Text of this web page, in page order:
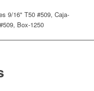
9/16" T50 #509, Caja-
Box-1250